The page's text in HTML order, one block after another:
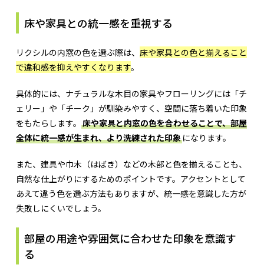
床や家具との統一感を重視する
リクシルの内窓の色を選ぶ際は、 床や家具との色と揃えること
で違和感を抑えやすくなります。
具体的には、ナチュラルな木目の家具やフローリングには「チ
ェリー」や「チーク」が馴染みやすく、空間に落ち着いた印象
をもたらします。 床や家具と内窓の色を合わせることで、部屋
全体に統一感が生まれ、より洗練された印象になります。
また、建具や巾木（はばき）などの木部と色を揃えることも、
自然な仕上がりにするためのポイントです。アクセントとして
あえて違う色を選ぶ方法もありますが、統一感を意識した方が
失敗しにくいでしょう。
部屋の用途や雰囲気に合わせた印象を意識す
る